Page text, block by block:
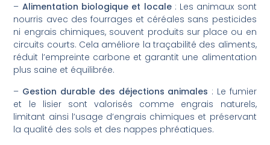
– Alimentation biologique et locale: Les animaux sont
nourris avec des fourrages et céréales sans pesticides
ni engrais chimiques, souvent produits sur place ou en
circuits courts. Cela améliore la traçabilité des aliments,
réduit l’empreinte carbone et garantit une alimentation
plus saine et équilibrée.
– Gestion durable des déjections animales : Le fumier
et le lisier sont valorisés comme engrais naturels,
limitant ainsi l’usage d’engrais chimiques et préservant
la qualité des sols et des nappes phréatiques.